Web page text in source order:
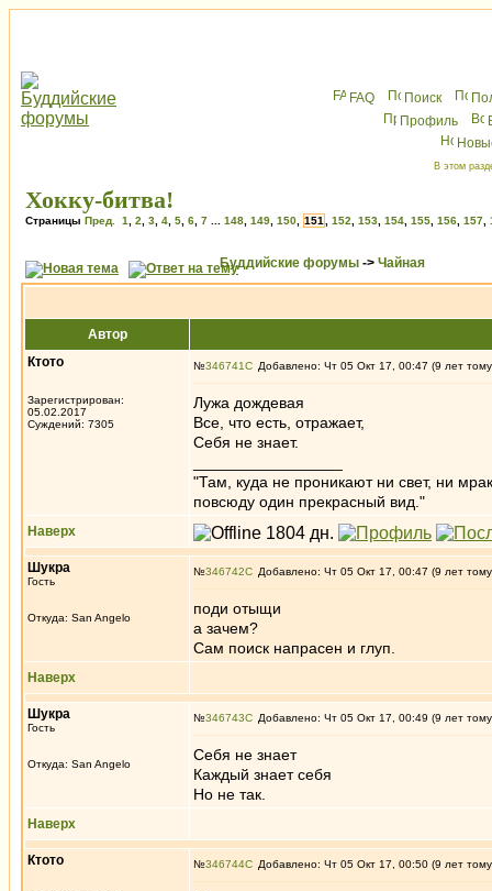
FAQ Поиск
Профиль
В этом
Хокку-битва!
Страницы Пред. 1 2 3 4 5 6 7 148 149 150 151 152 153 154 155 156 157
Буддийские форумы -> Чайная
Автор
Ктото
Зарегистрирован:
05.02.2017
Суждений: 7305
№346741 Добавлено: Чт 05 Окт 17, 00:47 (9 лет
Лужа дождевая
Все, что есть, отражает,
Себя не знает.
"Там, куда не проникают ни свет, ни
повсюду один прекрасный вид."
Наверх
Шукра
Гость
Откуда: San Angelo
№346742 Добавлено: Чт 05 Окт 17, 00:47 (9 лет
поди отыщи
а зачем?
Сам поиск напрасен и глуп.
Наверх
Шукра
Гость
Откуда: San Angelo
№346743 Добавлено: Чт 05 Окт 17, 00:49 (9 лет
Себя не знает
Каждый знает себя
Но не так.
Наверх
Ктото №346744 Добавлено: Чт 05 Окт 17, 00:50 (9 лет